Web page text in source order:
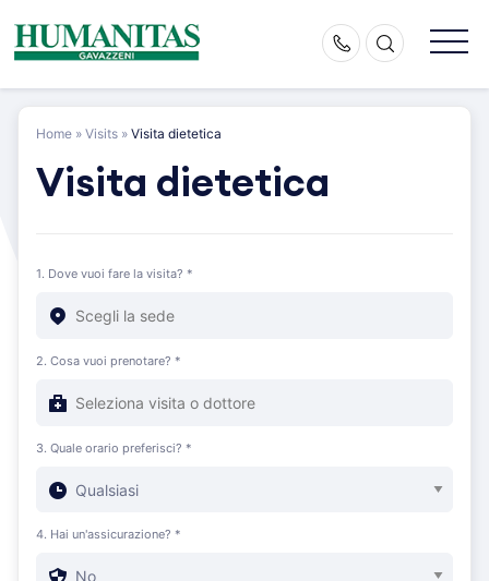
content
Home » Visits » Visita dietetica
Visita dietetica
1. Dove vuoi fare la visita? *
2. Cosa vuoi prenotare? *
3. Quale orario preferisci? *
4. Hai un'assicurazione? *